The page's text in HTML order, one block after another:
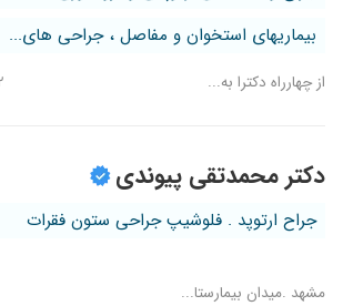
بیماریهای استخوان و مفاصل ، جراحی های...
از چهارراه دکترا به...
دکتر محمدتقی پیوندی
جراح ارتوپد . فلوشیپ جراحی ستون فقرات
مشهد .میدان بیمارستا...